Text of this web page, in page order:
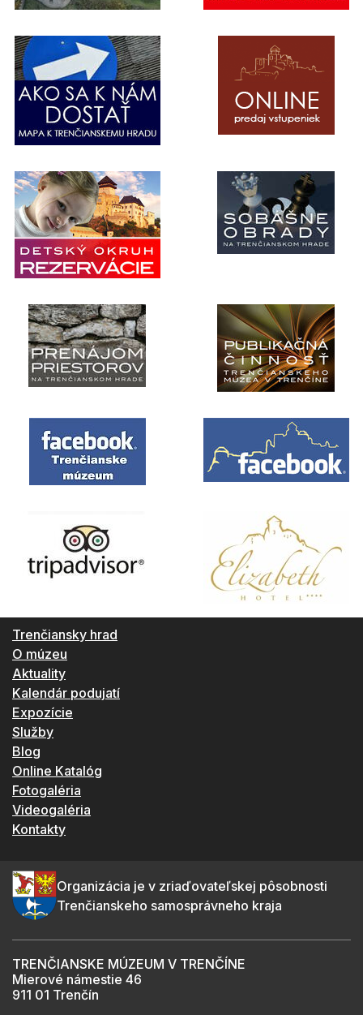
Trenčiansky hrad
O múzeu
Aktuality
Kalendár podujatí
Expozície
Služby
Blog
Online Katalóg
Fotogaléria
Videogaléria
Kontakty
Organizácia je v zriaďovateľskej pôsobnosti
Trenčianskeho samosprávneho kraja
TRENČIANSKE MÚZEUM V TRENČÍNE
Mierové námestie 46
911 01 Trenčín